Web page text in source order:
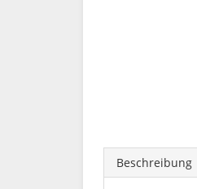
Beschreibung